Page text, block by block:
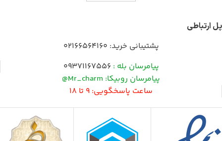
پل ارتباطی
پشتیبانی خرید: 02166564160
پیامرسان بله : 09371167556
پیامرسان روبیکا: Mr_charm@
ساعت پاسخگویی: 9 تا 18